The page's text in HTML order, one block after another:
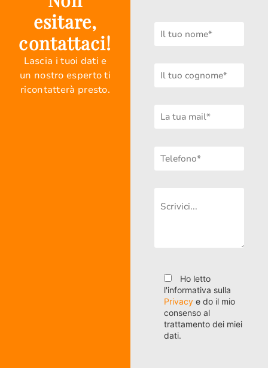
esitare,
contattaci!
Lascia i tuoi dati e
un nostro esperto ti
ricontatterà presto.
Ho letto
l'informativa sulla
Privacy e do il mio
consenso al
trattamento dei miei
dati.